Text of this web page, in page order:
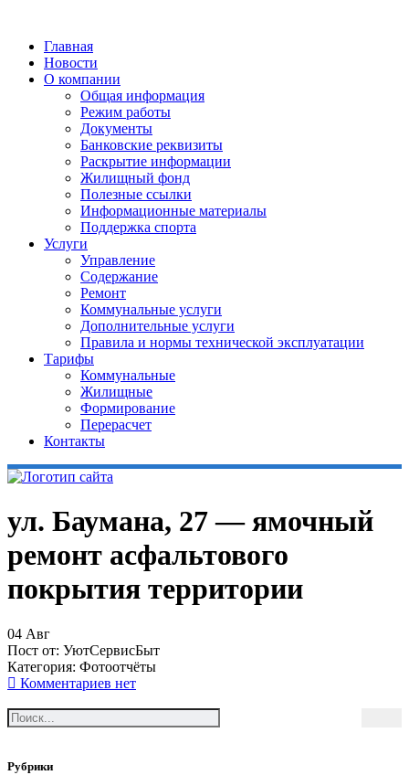
Главная
Новости
О компании
Общая информация
Режим работы
Документы
Банковские реквизиты
Раскрытие информации
Жилищный фонд
Полезные ссылки
Информационные материалы
Поддержка спорта
Услуги
Управление
Содержание
Ремонт
Коммунальные услуги
Дополнительные услуги
Правила и нормы технической эксплуатации
Тарифы
Коммунальные
Жилищные
Формирование
Перерасчет
Контакты
ул. Баумана, 27 — ямочный
ремонт асфальтового
покрытия территории
04 Авг
Пост от: УютСервисБыт
Категория: Фотоотчёты
Комментариев нет
Рубрики